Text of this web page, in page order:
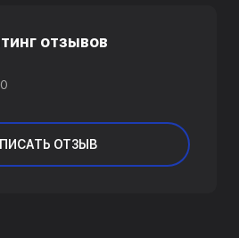
отзывов
0
ОТЗЫВ